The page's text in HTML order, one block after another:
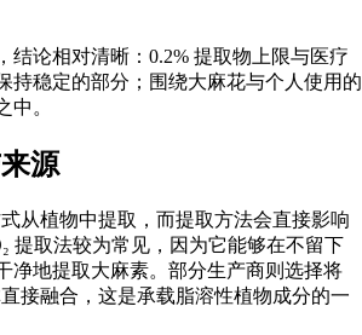
结论相对清晰：0.2% 提取物上限与医疗
持稳定的部分；围绕大麻花与个人使用的
中。
源
从植物中提取，而提取方法会直接影响
提取法较为常见，因为它能够在不留下
净地提取大麻素。部分生产商则选择将
接融合，这是承载脂溶性植物成分的一